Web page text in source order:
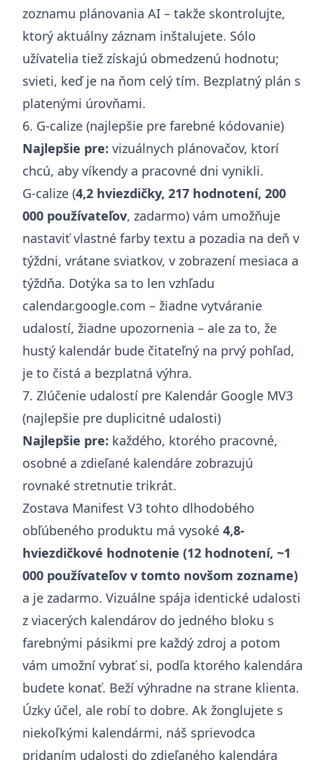
zoznamu plánovania AI – takže skontrolujte,
ktorý aktuálny záznam inštalujete. Sólo
užívatelia tiež získajú obmedzenú hodnotu;
svieti, keď je na ňom celý tím. Bezplatný plán s
platenými úrovňami.
6. G-calize (najlepšie pre farebné kódovanie)
Najlepšie pre: vizuálnych plánovačov, ktorí
chcú, aby víkendy a pracovné dni vynikli.
G-calize (4,2 hviezdičky, 217 hodnotení, 200
000 používateľov, zadarmo) vám umožňuje
nastaviť vlastné farby textu a pozadia na deň v
týždni, vrátane sviatkov, v zobrazení mesiaca a
týždňa. Dotýka sa to len vzhľadu
calendar.google.com – žiadne vytváranie
udalostí, žiadne upozornenia – ale za to, že
hustý kalendár bude čitateľný na prvý pohľad,
je to čistá a bezplatná výhra.
7. Zlúčenie udalostí pre Kalendár Google MV3
(najlepšie pre duplicitné udalosti)
Najlepšie pre: každého, ktorého pracovné,
osobné a zdieľané kalendáre zobrazujú
rovnaké stretnutie trikrát.
Zostava Manifest V3 tohto dlhodobého
obľúbeného produktu má vysoké 4,8-
hviezdičkové hodnotenie (12 hodnotení, ~1
000 používateľov v tomto novšom zozname)
a je zadarmo. Vizuálne spája identické udalosti
z viacerých kalendárov do jedného bloku s
farebnými pásikmi pre každý zdroj a potom
vám umožní vybrať si, podľa ktorého kalendára
budete konať. Beží výhradne na strane klienta.
Úzky účel, ale robí to dobre. Ak žonglujete s
niekoľkými kalendármi, náš sprievodca
pridaním udalosti do zdieľaného kalendára